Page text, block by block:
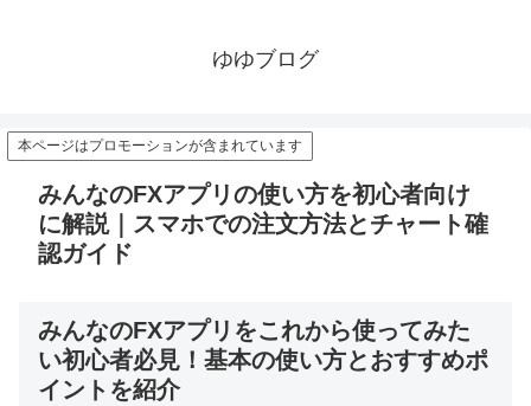
ゆゆブログ
本ページはプロモーションが含まれています
みんなのFXアプリの使い方を初心者向け
に解説｜スマホでの注文方法とチャート確
認ガイド
みんなのFXアプリをこれから使ってみた
い初心者必見！基本の使い方とおすすめポ
イントを紹介